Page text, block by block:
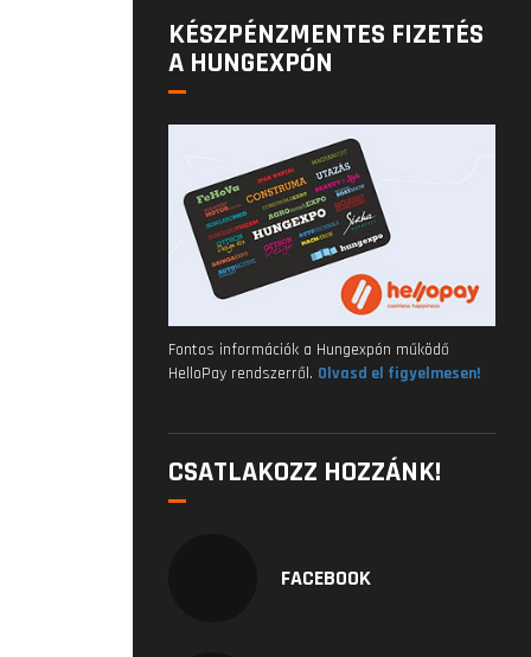
KÉSZPÉNZMENTES FIZETÉS
A HUNGEXPÓN
Fontos információk a Hungexpón működő
HelloPay rendszerről. Olvasd el figyelmesen!
CSATLAKOZZ HOZZÁNK!
FACEBOOK